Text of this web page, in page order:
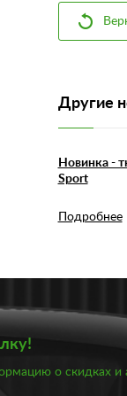
Другие
Новинка -
Sport
Подробнее
о скидках и